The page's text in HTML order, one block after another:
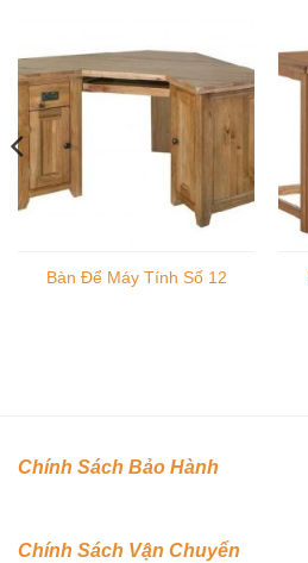
Bàn Để Máy Tính Số 12
Chính Sách Bảo Hành
Chính Sách Vận Chuyển